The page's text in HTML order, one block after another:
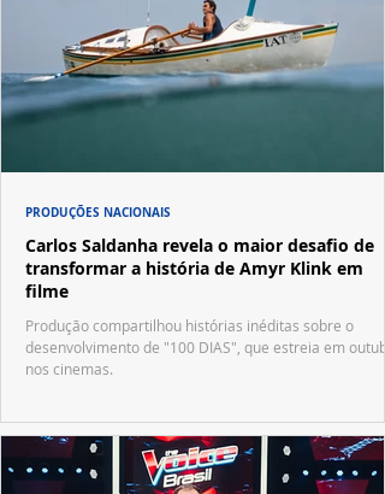
Carlos Saldanha revela o maior desafio de
transformar a história de Amyr Klink em
filme
Produção compartilhou histórias inéditas sobre o
desenvolvimento de "100 DIAS", que estreia em
nos cinemas.
PRODUÇÕES NACIONAIS